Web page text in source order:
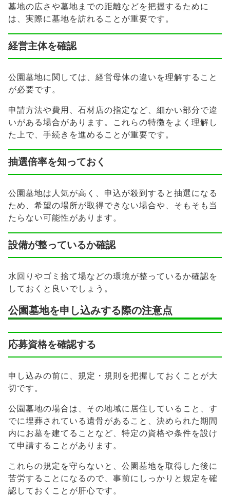
墓地の広さや墓地までの距離などを把握するために
は、実際に墓地を訪れることが重要です。
経営主体を確認
公園墓地に関しては、経営母体の違いを理解すること
が必要です。
申請方法や費用、石材店の指定など、細かい部分で違
いがある場合があります。これらの特徴をよく理解し
た上で、手続きを進めることが重要です。
抽選倍率を知っておく
公園墓地は人気が高く、申込が殺到すると抽選になる
ため、希望の場所が取得できない場合や、そもそも当
たらない可能性があります。
設備が整っているか確認
水回りやゴミ捨て場などの環境が整っているか確認を
しておくと良いでしょう。
公園墓地を申し込みする際の注意点
応募資格を確認する
申し込みの前に、規定・規則を把握しておくことが大
切です。
公園墓地の場合は、その地域に居住していること、す
でに埋葬されている遺骨があること、決められた期間
内にお墓を建てることなど、特定の資格や条件を設け
て申請することがあります。
これらの規定を守らないと、公園墓地を取得した後に
苦労することになるので、事前にしっかりと規定を確
認しておくことが肝心です。